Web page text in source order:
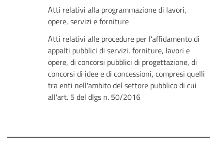
Atti relativi alla programmazione di lavori,
opere, servizi e forniture
Atti relativi alle procedure per l’affidamento di
appalti pubblici di servizi, forniture, lavori e
opere, di concorsi pubblici di progettazione, di
concorsi di idee e di concessioni, compresi quelli
tra enti nell'ambito del settore pubblico di cui
all'art. 5 del dlgs n. 50/2016